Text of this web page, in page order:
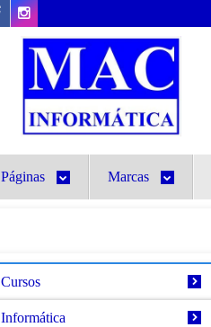
Páginas Marcas
Cursos
Informática